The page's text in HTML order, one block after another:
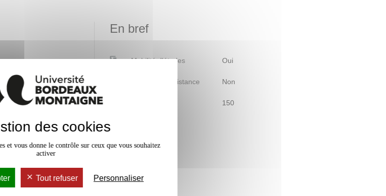
sur ce que
cette
les grandes
ressources
aux
En bref
Mobilité d'études Oui
Accessible à distance Non
150
des cookies
et vous donne le contrôle sur ceux que vous souhaitez
activer
Tout refuser Personnaliser